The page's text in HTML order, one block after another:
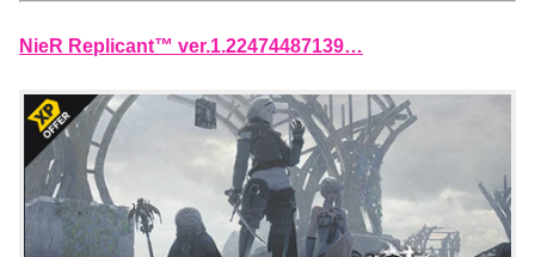
NieR Replicant™ ver.1.22474487139…